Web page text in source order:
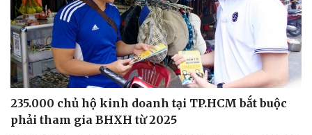
Làm đẹp - giảm cân
Phòng mạch online
Ăn sạch sống khỏe
235.000 chủ hộ kinh doanh tại TP.HCM bắt buộc
phải tham gia BHXH từ 2025